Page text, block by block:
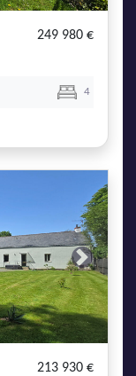
249 980 €
4
Next
213 930 €